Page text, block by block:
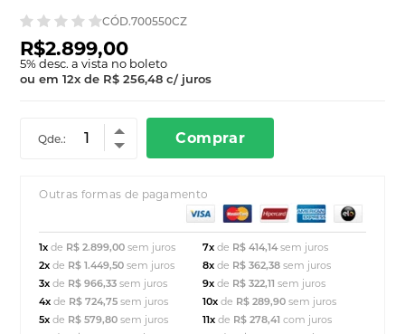
CÓD.700550CZ
R$2.899,00
5% desc. a vista no boleto
ou em12x de R$ 256,48 c/ juros
Qde.: Comprar
Outras formas de pagamento
1xde R$ 2.899,00 sem juros
2xde R$ 1.449,50 sem juros
3xde R$ 966,33 sem juros
4xde R$ 724,75 sem juros
5xde R$ 579,80 sem juros
7x de R$ 414,14sem juros
8x de R$ 362,38sem juros
9x de R$ 322,11 sem juros
10x de R$ 289,90sem juros
11x de R$ 278,41 com juros